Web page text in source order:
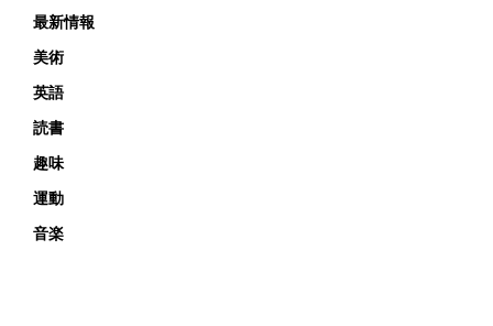
最新情報
美術
英語
読書
趣味
運動
音楽